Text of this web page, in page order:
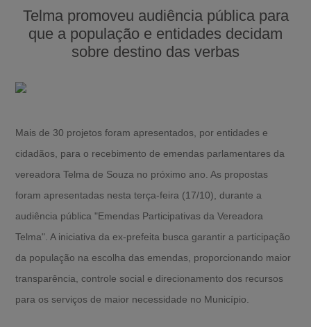
Telma promoveu audiência pública para
que a população e entidades decidam
sobre destino das verbas
Mais de 30 projetos foram apresentados, por entidades e
cidadãos, para o recebimento de emendas parlamentares da
vereadora Telma de Souza no próximo ano. As propostas
foram apresentadas nesta terça-feira (17/10), durante a
audiência pública "Emendas Participativas da Vereadora
Telma". A iniciativa da ex-prefeita busca garantir a participação
da população na escolha das emendas, proporcionando maior
transparência, controle social e direcionamento dos recursos
para os serviços de maior necessidade no Município.